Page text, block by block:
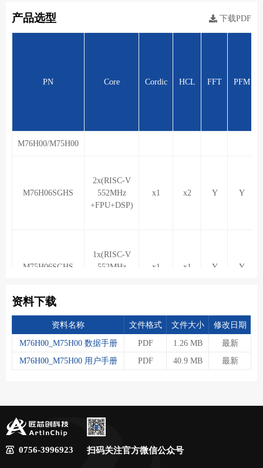
产品选型 下载PDF
PN Core Cordic HCL FFT PFM
M76H00/M75H00
M76H06SGHS
2x(RISC-V
552MHz
+FPU+DSP)
x1 x2 Y Y
M75H06SGHS
1x(RISC-V
552MHz
x1 x1 Y Y
资料下载
资料名称 文件格式 文件大小 修改日期
M76H00_M75H00 数据手册 PDF 1.26 MB
最新
M76H00_M75H00 用户手册
PDF 40.9 MB 最新
0756-3996923 扫码关注官方微信公众号